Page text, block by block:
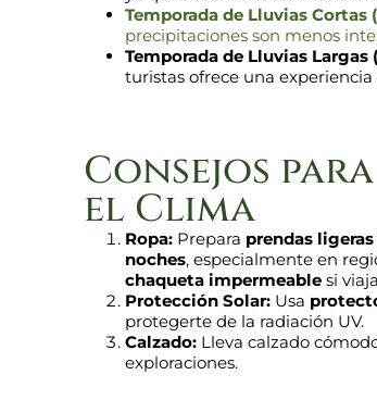
Temporada de Lluvias
precipitaciones son menos
Temporada de Lluvias Largas
turistas ofrece una
Consejos
el Clima
Ropa:Prepara prendas
noches, especialmente en
chaqueta impermeablesi
Protección Solar:Usa
protegerte de la radiación UV.
Calzado:Lleva calzado
exploraciones.